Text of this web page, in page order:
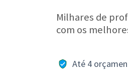
Milhares de
com os
Até 4